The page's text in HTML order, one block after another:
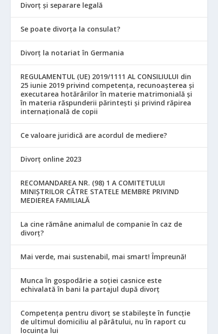
Divorț și separare legală
Se poate divorța la consulat?
Divorț la notariat în Germania
REGULAMENTUL (UE) 2019/1111 AL CONSILIULUI din
25 iunie 2019 privind competența, recunoașterea și
executarea hotărârilor în materie matrimonială și
în materia răspunderii părintești și privind răpirea
internațională de copii
Ce valoare juridică are acordul de mediere?
Divorț online 2023
RECOMANDAREA NR. (98) 1 A COMITETULUI
MINIŞTRILOR CĂTRE STATELE MEMBRE PRIVIND
MEDIEREA FAMILIALĂ
La cine rămâne animalul de companie în caz de
divorț?
Mai verde, mai sustenabil, mai smart! Împreună!
Munca în gospodărie a soției casnice este
echivalată în bani la partajul după divorț
Competența pentru divorț se stabilește în funcție
de ultimul domiciliu al pârâtului, nu în raport cu
locuinţa lui